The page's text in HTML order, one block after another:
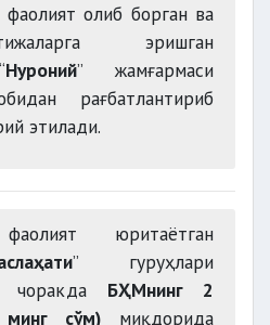
фаолият олиб борган ва
эришган
Нуроний” жамғармаси
рағбатлантириб
этилади.
юритаётган
” гуруҳлари
чоракда БҲМнинг 2
сўм) миқдорида